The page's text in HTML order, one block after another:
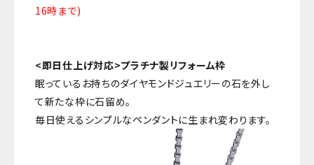
16時まで)
<即日仕上げ対応>プラチナ製リフォーム枠
眠っているお持ちのダイヤモンドジュエリーの石を外し
て新たな枠に石留め。
毎日使えるシンプルなペンダントに生まれ変わります。